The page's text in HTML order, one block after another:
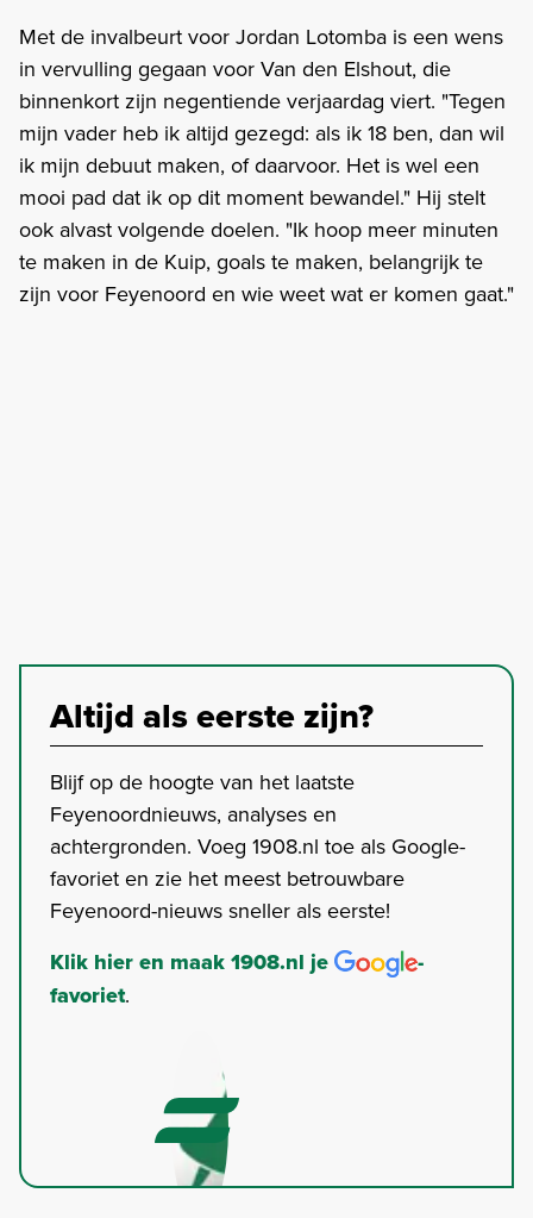
Met de invalbeurt voor Jordan Lotomba is een wens
in vervulling gegaan voor Van den Elshout, die
binnenkort zijn negentiende verjaardag viert. "Tegen
mijn vader heb ik altijd gezegd: als ik 18 ben, dan wil
ik mijn debuut maken, of daarvoor. Het is wel een
mooi pad dat ik op dit moment bewandel." Hij stelt
ook alvast volgende doelen. "Ik hoop meer minuten
te maken in de Kuip, goals te maken, belangrijk te
zijn voor Feyenoord en wie weet wat er komen gaat."
Altijd als eerste zijn?
Blijf op de hoogte van het laatste
Feyenoordnieuws, analyses en
achtergronden. Voeg 1908.nl toe als Google-
favoriet en zie het meest betrouwbare
Feyenoord-nieuws sneller als eerste!
Klik hier en maak 1908.nl je
-
favoriet.